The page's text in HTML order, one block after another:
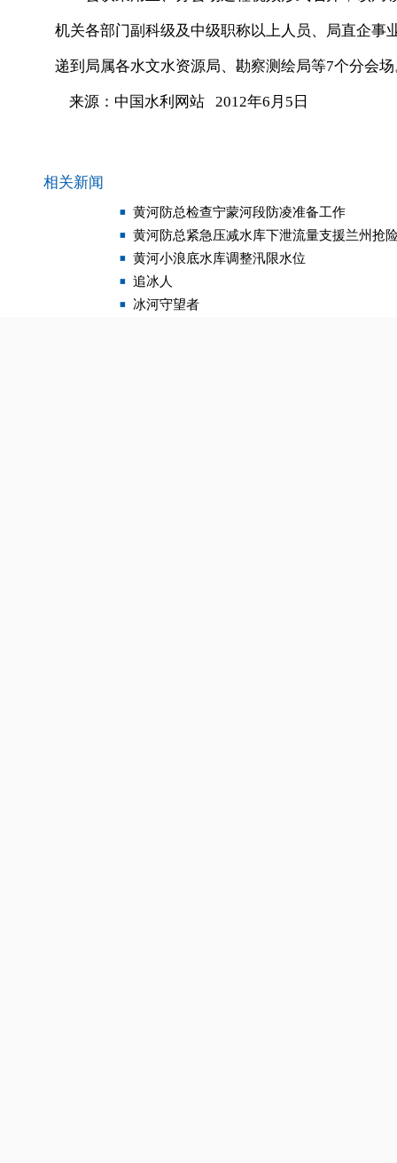
机关各部门副科级及中级职称以上人员、局直企
递到局属各水文水资源局、勘察测绘局等7个分会
来源：中国水利网站 2012年6月5日
相关新闻
黄河防总检查宁蒙河段防凌准备工作
黄河防总紧急压减水库下泄流量支援兰州抢
黄河小浪底水库调整汛限水位
追冰人
冰河守望者